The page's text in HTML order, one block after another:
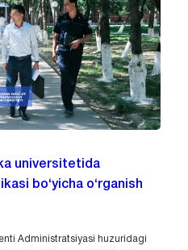
universitetida
bo‘yicha o‘rganish
Administratsiyasi huzuridagi